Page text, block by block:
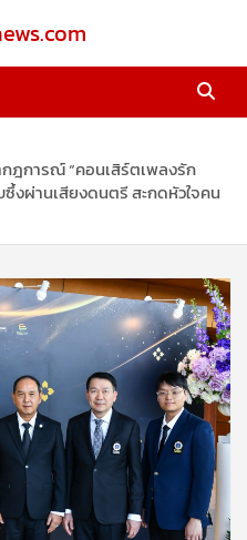
ฎการณ์ “คอนเสิร์ตเพลงรัก
งผ่านเสียงดนตรี สะกดหัวใจคน